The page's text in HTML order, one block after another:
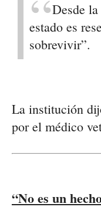
Desde
estado es
sobrevivir”.
La institución
por el médico
“No es un